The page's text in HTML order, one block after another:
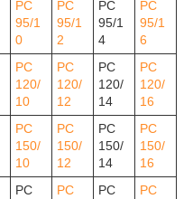
РС
95/1
0
РС
95/1
2
РС
95/1
4
РС
95/1
6
РС
120/
10
РС
120/
12
РС
120/
14
РС
120/
16
РС
150/
10
РС
150/
12
РС
150/
14
РС
150/
16
РС
РС
РС
РС